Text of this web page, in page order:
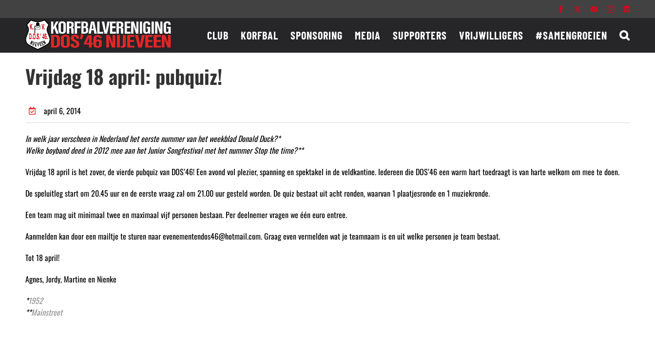
naar
Facebook YouTubeInstagram
CLUB KORFBAL SPONSORING MEDIA SUPPORTERS VRIJWILLIGERS #SAMENGROEIEN
Vrijdag 18 april: pubquiz!
april 6, 2014
In welk jaar verscheen in Nederland het eerste nummer van het weekblad Donald Duck?*
Welke boyband deed in 2012 mee aan het Junior Songfestival met het nummer Stop the time?**
Vrijdag 18 april is het zover, de vierde pubquiz van DOS’46! Een avond vol plezier, spanning en spektakel in de veldkantine. Iedereen die DOS’46 een warm hart toedraagt is van harte welkom om mee te doen.
De speluitleg start om 20.45 uur en de eerste vraag zal om 21.00 uur gesteld worden. De quiz bestaat uit acht ronden, waarvan 1 plaatjesronde en 1 muziekronde.
Een team mag uit minimaal twee en maximaal vijf personen bestaan. Per deelnemer vragen we één euro entree.
Aanmelden kan door een mailtje te sturen naar evenementendos46@hotmail.com. Graag even vermelden wat je teamnaam is en uit welke personen je team bestaat.
Tot 18 april!
Agnes, Jordy, Martine en Nienke
*1952
**Mainstreet